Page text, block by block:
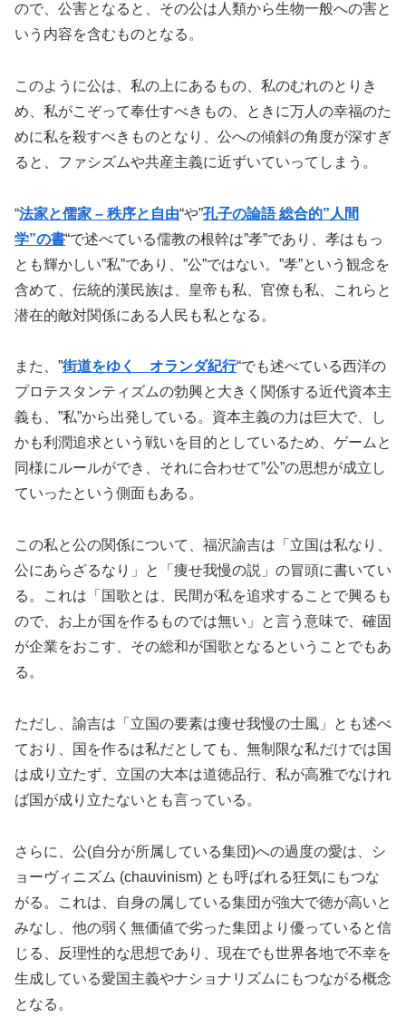
ので、公害となると、その公は人類から生物一般への害と
いう内容を含むものとなる。
このように公は、私の上にあるもの、私のむれのとりき
め、私がこぞって奉仕すべきもの、ときに万人の幸福のた
めに私を殺すべきものとなり、公への傾斜の角度が深すぎ
ると、ファシズムや共産主義に近ずいていってしまう。
“法家と儒家 – 秩序と自由“や”孔子の論語 総合的”人間
学”の書“で述べている儒教の根幹は”孝”であり、孝はもっ
とも輝かしい”私”であり、”公”ではない。”孝”という観念を
含めて、伝統的漢民族は、皇帝も私、官僚も私、これらと
潜在的敵対関係にある人民も私となる。
また、”街道をゆく オランダ紀行“でも述べている西洋の
プロテスタンティズムの勃興と大きく関係する近代資本主
義も、”私”から出発している。資本主義の力は巨大で、し
かも利潤追求という戦いを目的としているため、ゲームと
同様にルールができ、それに合わせて”公”の思想が成立し
ていったという側面もある。
この私と公の関係について、福沢諭吉は「立国は私なり、
公にあらざるなり」と「痩せ我慢の説」の冒頭に書いてい
る。これは「国歌とは、民間が私を追求することで興るも
ので、お上が国を作るものでは無い」と言う意味で、確固
が企業をおこす、その総和が国歌となるということでもあ
る。
ただし、諭吉は「立国の要素は痩せ我慢の士風」とも述べ
ており、国を作るは私だとしても、無制限な私だけでは国
は成り立たず、立国の大本は道徳品行、私が高雅でなけれ
ば国が成り立たないとも言っている。
さらに、公(自分が所属している集団)への過度の愛は、シ
ョーヴィニズム (chauvinism) とも呼ばれる狂気にもつな
がる。これは、自身の属している集団が強大で徳が高いと
みなし、他の弱く無価値で劣った集団より優っていると信
じる、反理性的な思想であり、現在でも世界各地で不幸を
生成している愛国主義やナショナリズムにもつながる概念
となる。